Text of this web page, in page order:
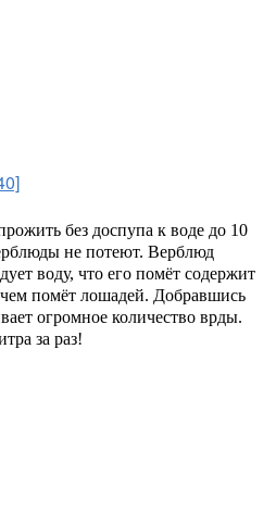
без доспупа к воде до 10
не потеют. Верблюд
воду, что его помёт содержит
помёт лошадей. Добравшись
огромное количество врды.
за раз!